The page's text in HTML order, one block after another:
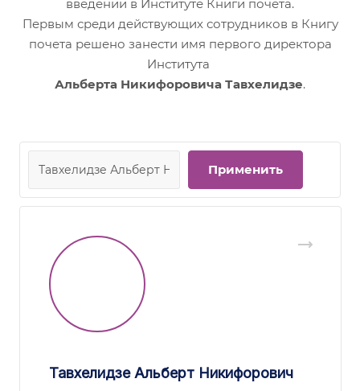
введении в Институте Книги почета.
Первым среди действующих сотрудников в Книгу
почета решено занести имя первого директора
Института
Альберта Никифоровича Тавхелидзе.
Тавхелидзе Альберт Никифорович